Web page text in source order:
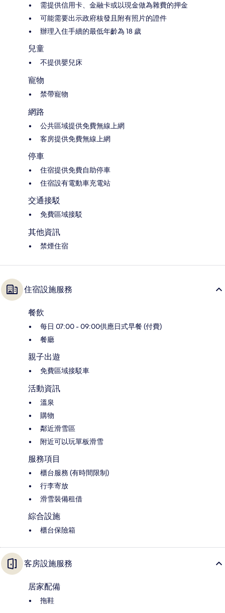
需提供信用卡、金融卡或以現金做為雜費的押金
可能需要出示政府核發且附有照片的證件
辦理入住手續的最低年齡為 18 歲
兒童
不提供嬰兒床
寵物
禁帶寵物
網路
公共區域提供免費無線上網
客房提供免費無線上網
停車
住宿提供免費自助停車
住宿設有電動車充電站
交通接駁
免費區域接駁
其他資訊
禁煙住宿
住宿設施服務
餐飲
每日 07:00 - 09:00供應日式早餐 (付費)
餐廳
親子出遊
免費區域接駁車
活動資訊
溫泉
購物
鄰近滑雪區
附近可以玩單板滑雪
服務項目
櫃台服務 (有時間限制)
行李寄放
滑雪裝備租借
綜合設施
櫃台保險箱
客房設施服務
居家配備
拖鞋